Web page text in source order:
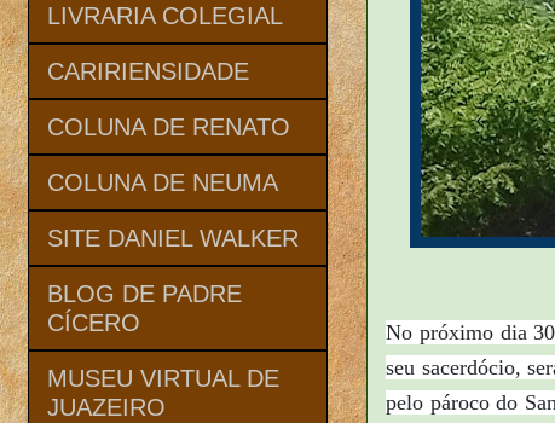
No próximo dia
seu sacerdócio,
pelo párocodo
LIVRARIA COLEGIAL
CARIRIENSIDADE
COLUNA DE RENATO
COLUNA DE NEUMA
SITE DANIEL WALKER
BLOG DE PADRE
CÍCERO
MUSEU VIRTUAL DE
JUAZEIRO